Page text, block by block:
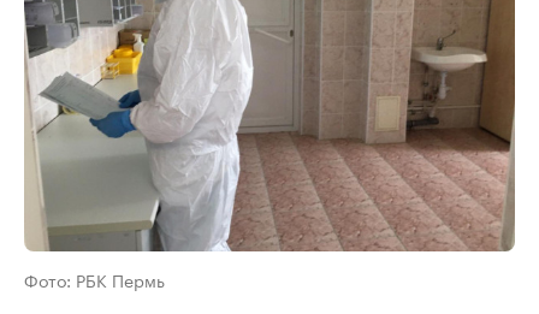
Фото: РБК Пермь